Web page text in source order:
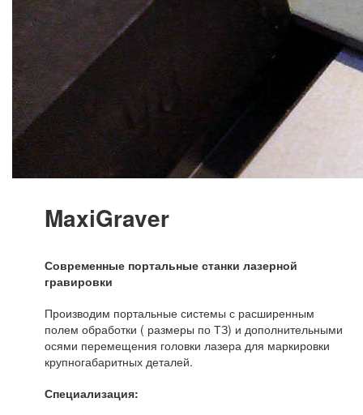
MaxiGraver
Современные портальные станки лазерной
гравировки
Производим портальные системы с расширенным
полем обработки ( размеры по ТЗ) и дополнительными
осями перемещения головки лазера для маркировки
крупногабаритных деталей.
Специализация: